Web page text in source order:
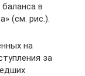
в
(см. рис.).
на
за